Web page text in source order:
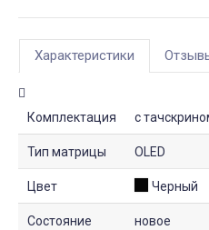
Характеристики
Комплектация с
Тип матрицы OLED
Цвет Черный
Состояние новое